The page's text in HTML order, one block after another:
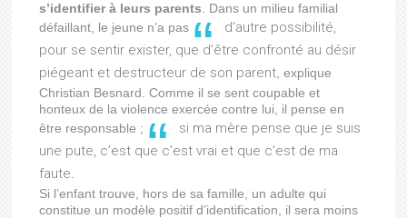
s’identifier à leurs parents . Dans un milieu familial
défaillant, le jeune n’a pas
d’autre possibilité,
pour se sentir exister, que d’être confronté au désir
piégeant et destructeur de son parent , explique
Christian Besnard. Comme il se sent coupable et
honteux de la violence exercée contre lui, il pense en
être responsable ;
si ma mère pense que je suis
une pute, c’est que c’est vrai et que c’est de ma
faute
Si l’enfant trouve, hors de sa famille, un adulte qui
constitue un modèle positif d’identification, il sera moins